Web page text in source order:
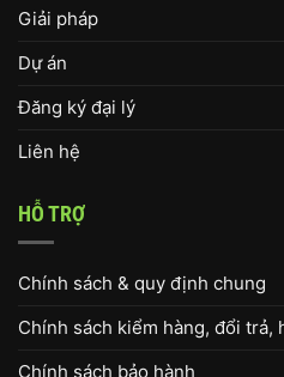
Giải pháp
Dự án
Đăng ký đại lý
Liên hệ
HỖ TRỢ
Chính sách & quy định chung
Chính sách kiểm hàng, đổi trả,
Chính sách bảo hành